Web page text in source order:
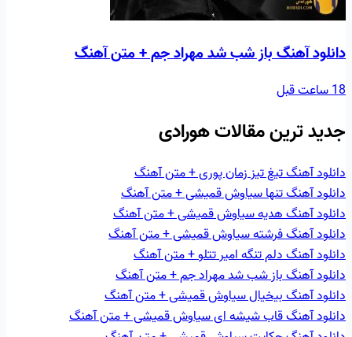
دانلود آهنگ باز شب شد مهراد جم + متن آهنگ
18 ساعت قبل
جدید ترین مقالات هورادی
دانلود آهنگ تیغ تیز زمان پوری + متن آهنگ
دانلود آهنگ تنها سیاوش قمیشی + متن آهنگ
دانلود آهنگ هديه سیاوش قمیشی + متن آهنگ
دانلود آهنگ فرشته سیاوش قمیشی + متن آهنگ
دانلود آهنگ دلم تنگه امیر تتلو + متن آهنگ
دانلود آهنگ باز شب شد مهراد جم + متن آهنگ
دانلود آهنگ بيخيال سیاوش قمیشی + متن آهنگ
دانلود آهنگ قاب شيشه ای سیاوش قمیشی + متن آهنگ